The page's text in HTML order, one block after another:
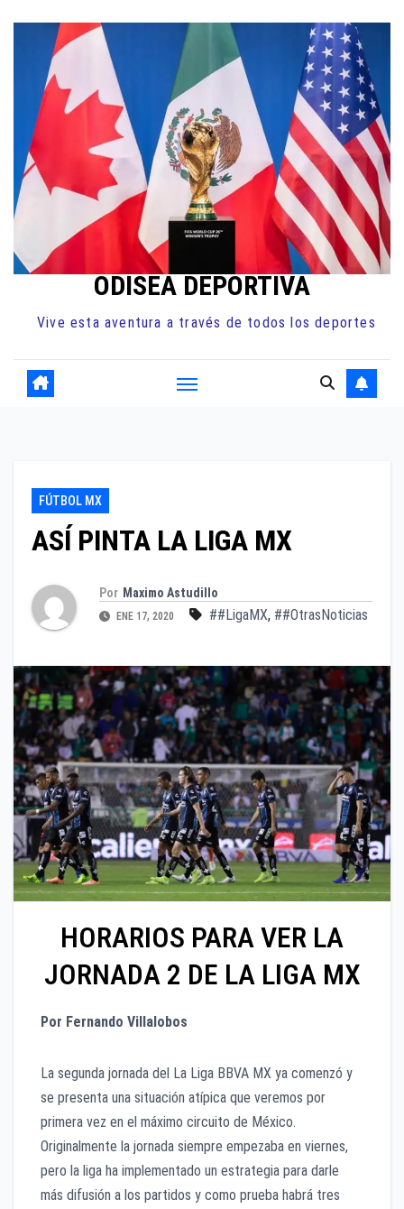
contenido
ODISEA DEPORTIVA
Vive esta aventura a través de todos los deportes
FÚTBOL MX
ASÍ PINTA LA LIGA MX
Por Maximo Astudillo
ENE 17, 2020 ##LigaMX, ##OtrasNoticias
HORARIOS PARA VER LA
JORNADA 2 DE LA LIGA MX
Por Fernando Villalobos
La segunda jornada del La Liga BBVA MX ya comenzó y
se presenta una situación atípica que veremos por
primera vez en el máximo circuito de México.
Originalmente la jornada siempre empezaba en viernes,
pero la liga ha implementado un estrategia para darle
más difusión a los partidos y como prueba habrá tres